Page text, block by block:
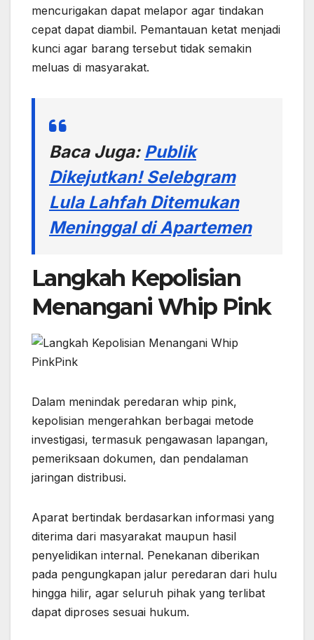
mencurigakan dapat melapor agar tindakan
cepat dapat diambil. Pemantauan ketat menjadi
kunci agar barang tersebut tidak semakin
meluas di masyarakat.
Baca Juga: Publik
Dikejutkan! Selebgram
Lula Lahfah Ditemukan
Meninggal di Apartemen
Langkah Kepolisian
Menangani Whip Pink
Dalam menindak peredaran whip pink,
kepolisian mengerahkan berbagai metode
investigasi, termasuk pengawasan lapangan,
pemeriksaan dokumen, dan pendalaman
jaringan distribusi.
Aparat bertindak berdasarkan informasi yang
diterima dari masyarakat maupun hasil
penyelidikan internal. Penekanan diberikan
pada pengungkapan jalur peredaran dari hulu
hingga hilir, agar seluruh pihak yang terlibat
dapat diproses sesuai hukum.